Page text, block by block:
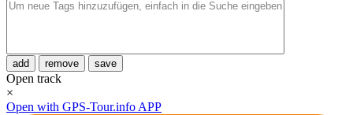
add remove save
Open track
×
Open with GPS-Tour.info APP